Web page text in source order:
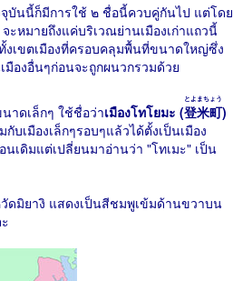
บันนี้ก็มีการใช้ ๒ ชื่อนี้ควบคู่กันไป แต่โดย
ะหมายถึงแค่บริเวณย่านเมืองเก่าแถวนี้
งเขตเมืองที่ครอบคลุมพื้นที่ขนาดใหญ่ซึ่ง
มืองอื่นๆก่อนจะถูกผนวกรวมด้วย
าดเล็กๆ ใช้ชื่อว่าเมืองโทโยมะ (登米町
とよまちょう
)
บเมืองเล็กๆรอบๆแล้วได้ตั้งเป็นเมือง
เดิมแต่เปลี่ยนมาอ่านว่า "โทเมะ" เป็น
ดมิยางิ แสดงเป็นสีชมพูเข้มด้านขวาบน